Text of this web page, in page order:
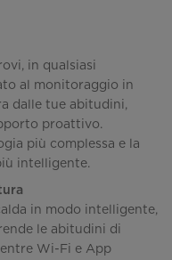
in qualsiasi
al monitoraggio in
dalle tue abitudini,
proattivo.
più complessa e la
intelligente.
in modo intelligente,
le abitudini di
Wi-Fi e App